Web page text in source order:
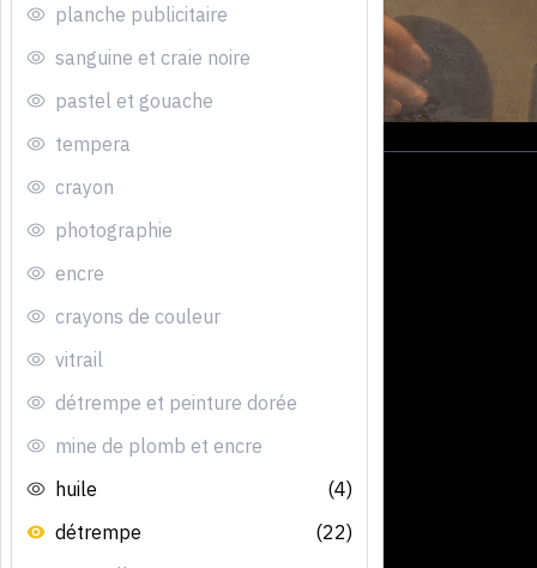
planche publicitaire
sanguine et craie noire
pastel et gouache
tempera
crayon
photographie
encre
crayons de couleur
vitrail
détrempe et peinture dorée
mine de plomb et encre
huile
(4)
détrempe
(22)